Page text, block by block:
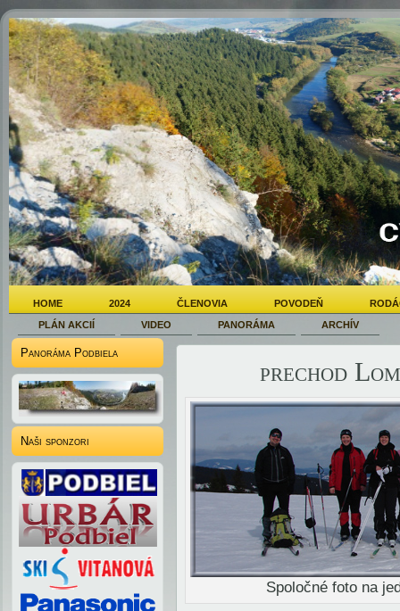
HOME 2024 ČLENOVIA POVODEŇ
PLÁN AKCIÍ
VIDEO PANORÁMA ARCHÍV
Panoráma Podbiela
Naši sponzori
prechod
Spoločné foto na